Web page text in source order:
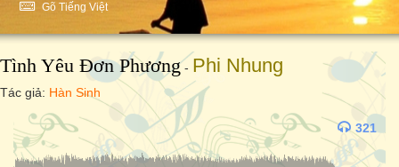
Gõ Tiếng Việt
Tình Yêu Đơn Phương- Phi Nhung
Tác giả: Hàn Sinh
321